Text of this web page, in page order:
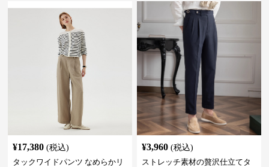
¥17,380 (税込)
タックワイドパンツ なめらかリ
¥3,960 (税込)
ストレッチ素材の贅沢仕立てタ